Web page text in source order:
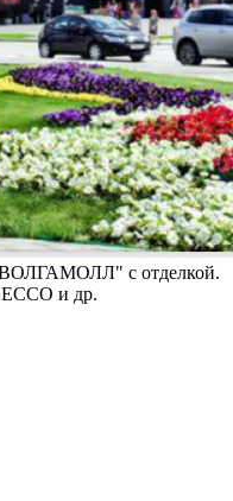
с отделкой.
и др.